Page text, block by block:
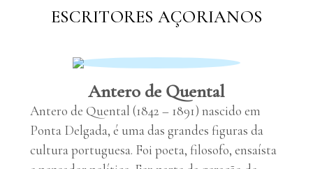
ESCRITORES AÇORIANOS
Antero de Quental
Antero de Quental (1842 – 1891) nascido em
Ponta Delgada, é uma das grandes figuras da
cultura portuguesa. Foi poeta, filosofo, ensaísta